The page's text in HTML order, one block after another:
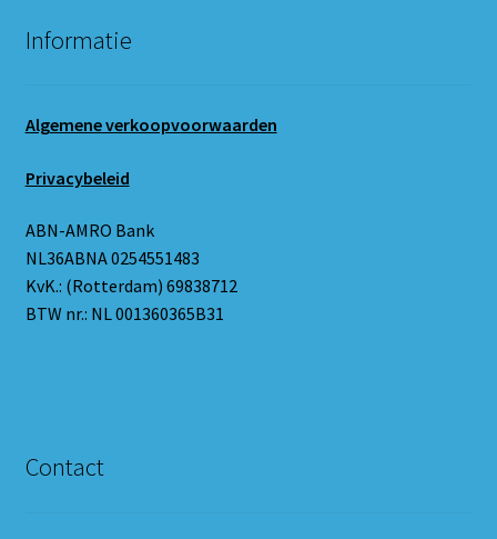
Informatie
Algemene verkoopvoorwaarden
Privacybeleid
ABN-AMRO Bank
NL36ABNA 0254551483
KvK.: (Rotterdam) 69838712
BTW nr.: NL 001360365B31
Contact